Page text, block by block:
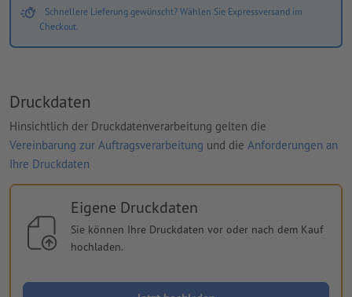
Schnellere Lieferung gewünscht? Wählen Sie Expressversand im
Checkout.
Druckdaten
Hinsichtlich der Druckdatenverarbeitung gelten die
Vereinbarung zur Auftragsverarbeitung und die Anforderungen an
Ihre Druckdaten
Eigene Druckdaten
Sie können Ihre Druckdaten vor oder nach dem Kauf
hochladen.